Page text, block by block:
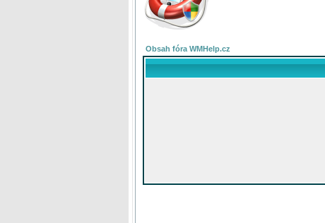
Obsah fóra WMHelp.cz